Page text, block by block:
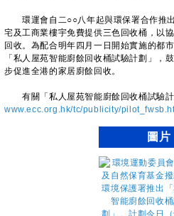
環運會自二○○八年起與環保署合作推
宅及工商業樓宇免費提供三色回收桶，以
回收。為配合明年四月一日開始實施的都
「私人屋苑智能廚餘回收桶試驗計劃」，
步促進全港的家居廚餘回收。
有關「私人屋苑智能廚餘回收桶試驗計
www.ecc.org.hk/tc/publicity/
圖片